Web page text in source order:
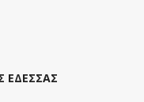
ΕΔΕΣΣΑΣ